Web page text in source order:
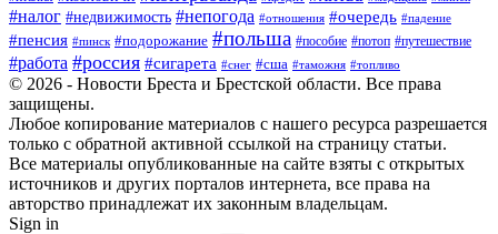
#налог #недвижимость #непогода #отношения #очередь #падение
#пенсия #пинск #подорожание #польша #пособие #потоп #путешествие
#работа #россия #сигарета #снег #сша #таможня #топливо
© 2026 - Новости Бреста и Брестской области. Все права
защищены.
Любое копирование материалов с нашего ресурса разрешается
только с обратной активной ссылкой на страницу статьи.
Все материалы опубликованные на сайте взяты с открытых
источников и других порталов интернета, все права на
авторство принадлежат их законным владельцам.
Sign in